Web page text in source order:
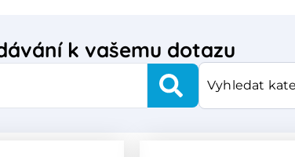
k vašemu dotazu